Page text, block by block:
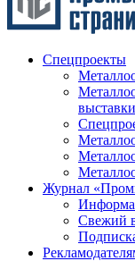
Спецпроекты
выставки
Журнал
Свежий